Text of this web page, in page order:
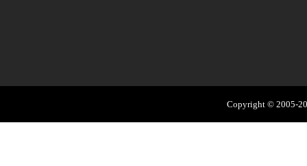
Copyright © 2005-